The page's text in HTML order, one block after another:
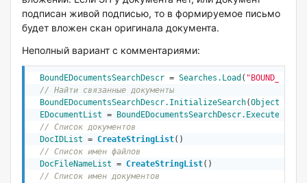
подписан живой подписью, то в формируемое письмо
будет вложен скан оригинала документа.
Неполный вариант c комментариями:
BoundEDocumentsSearchDescr = Searches .Load (
// Найти связанные документы
BoundEDocumentsSearchDescr.InitializeSearch(Object
EDocumentList =
BoundEDocumentsSearchDescr.Execute
// Список документов
DocIDList = CreateStringList()
// Список имен файлов
DocFileNameList = CreateStringList()
// Список имен документов